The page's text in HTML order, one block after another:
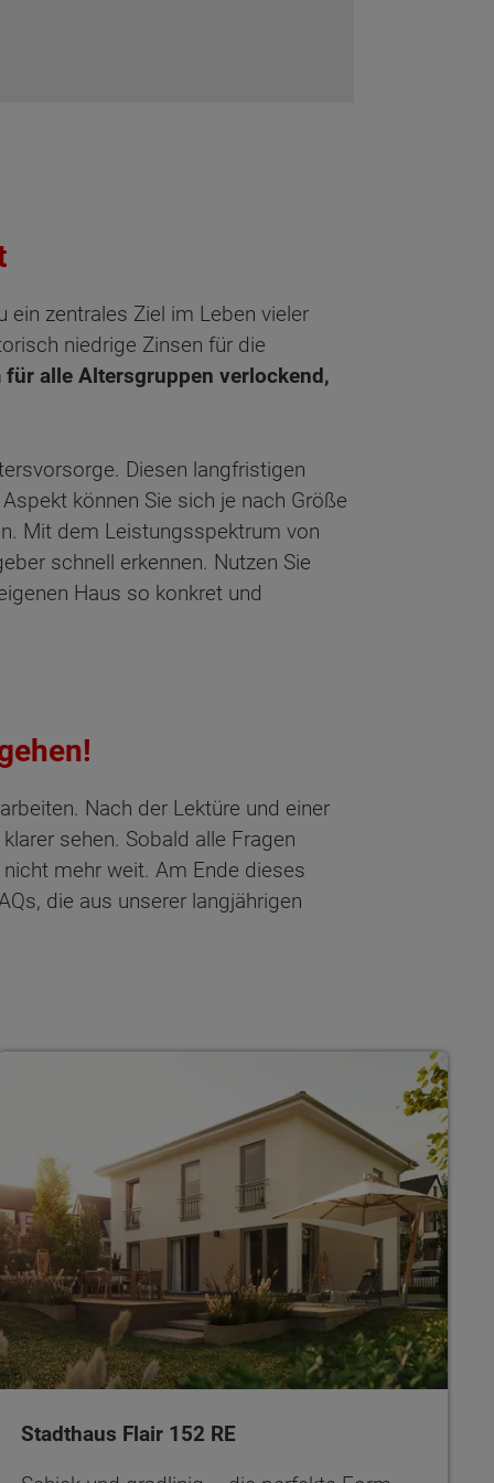
ein zentrales Ziel im Leben vieler
niedrige Zinsen für die
alle Altersgruppen verlockend,
Diesen langfristigen
können Sie sich je nach Größe
Mit dem Leistungsspektrum von
schnell erkennen. Nutzen Sie
Haus so konkret und
Nach der Lektüre und einer
sehen. Sobald alle Fragen
mehr weit. Am Ende dieses
die aus unserer langjährigen
Stadthaus Flair 152 RE